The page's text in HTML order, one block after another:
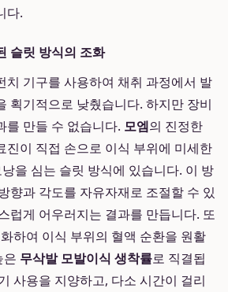
다.
슬릿 방식의 조화
치 기구를 사용하여 채취 과정에서 발
획기적으로 낮췄습니다. 하지만 장비
를 만들 수 없습니다. 모엠의 진정한
진이 직접 손으로 이식 부위에 미세한
을 심는 슬릿 방식에 있습니다. 이 방
향과 각도를 자유자재로 조절할 수 있
럽게 어우러지는 결과를 만듭니다. 또
하여 이식 부위의 혈액 순환을 원활
은 무삭발 모발이식 생착률로 직결됩
사용을 지양하고, 다소 시간이 걸리